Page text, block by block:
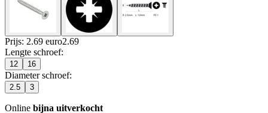
Prijs: 2.69 euro2.69
Lengte schroef:
12 16
Diameter schroef:
2.5 3
Online bijna uitverkocht